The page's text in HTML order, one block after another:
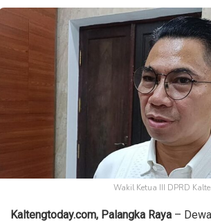
Wakil Ketua III DPRD
Kaltengtoday.com, Palangka Raya –